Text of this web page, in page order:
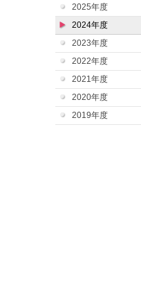
2025年度
2024年度
2023年度
2022年度
2021年度
2020年度
2019年度